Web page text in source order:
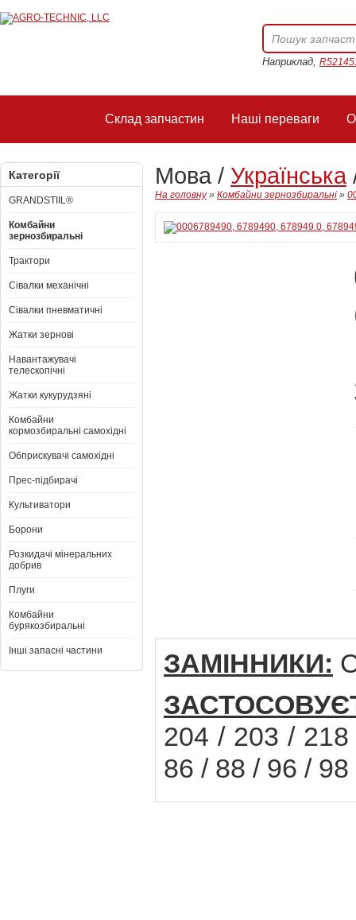
Наприклад,
Склад запчастин Наші переваги
Категорії
GRANDSTIIL®
Комбайни
зернозбиральні
Трактори
Сівалки механічні
Сівалки пневматичні
Жатки зернові
Навантажувачі
телескопічні
Жатки кукурудзяні
Комбайни
кормозбиральні самохідні
Обприскувачі самохідні
Прес-підбирачі
Культиватори
Борони
Розкидачі мінеральних
добрив
Плуги
Комбайни
бурякозбиральні
Інші запасні частини
Мова / Українська
На головну» Комбайни зернозбиральні »
ЗАМІННИКИ:
204 / 203 /
86 / 88 / 96 /